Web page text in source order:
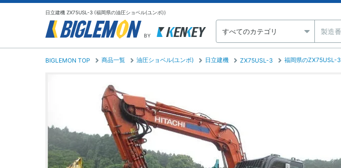
日立建機 ZX75USL-3 (福岡県の油圧ショベル(ユンボ))
BY
BIGLEMON TOP 商品一覧 油圧ショベル(ユンボ) 日立建機 ZX75USL-3 福岡県のZX75USL-3